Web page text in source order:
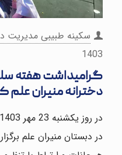
سکینه طبیبی مدیریت
1403
گرامیداشت هفته
دخترانه منیران علم کرج
در دبستان منیران علم